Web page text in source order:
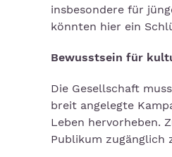
insbesondere für
könnten hier ein
Bewusstsein für
Die Gesellschaft
breit angelegte
Leben hervorheben.
Publikum zugänglich